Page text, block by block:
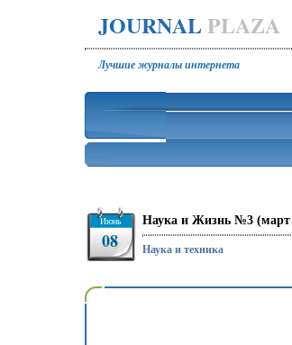
JOURNALPLAZA
Лучшие журналы интернета
Июнь
08
Наука и Жизнь №3 (март
Наука и техника